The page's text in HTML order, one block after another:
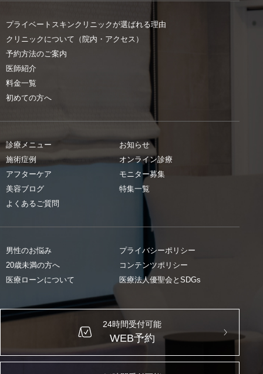
プライベートスキンクリニックが選ばれる理由
クリニックについて（院内・アクセス）
予約方法のご案内
医師紹介
料金一覧
初めての方へ
診療メニュー
施術症例
アフターケア
美容ブログ
よくあるご質問
お知らせ
オンライン診療
モニター募集
特集一覧
男性のお悩み
20歳未満の方へ
医療ローンについて
プライバシーポリシー
コンテンツポリシー
医療法人優聖会とSDGs
24時間受付可能
WEB予約